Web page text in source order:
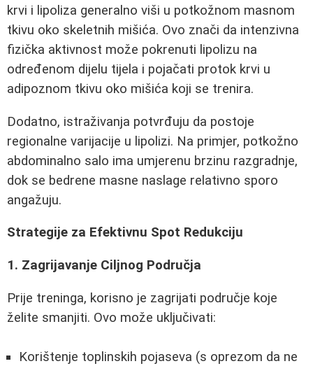
krvi i lipoliza generalno viši u potkožnom masnom
tkivu oko skeletnih mišića. Ovo znači da intenzivna
fizička aktivnost može pokrenuti lipolizu na
određenom dijelu tijela i pojačati protok krvi u
adipoznom tkivu oko mišića koji se trenira.
Dodatno, istraživanja potvrđuju da postoje
regionalne varijacije u lipolizi. Na primjer, potkožno
abdominalno salo ima umjerenu brzinu razgradnje,
dok se bedrene masne naslage relativno sporo
angažuju.
Strategije za Efektivnu Spot Redukciju
1. Zagrijavanje Ciljnog Područja
Prije treninga, korisno je zagrijati područje koje
želite smanjiti. Ovo može uključivati:
Korištenje toplinskih pojaseva (s oprezom da ne